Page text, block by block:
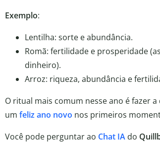
Exemplo:
Lentilha: sorte e abundância.
Romã: fertilidade e prosperidade
dinheiro).
Arroz: riqueza, abundância e
O ritual mais comum nesse ano é fazer
um feliz ano novo nos primeiros
Você pode perguntar ao Chat IAdo